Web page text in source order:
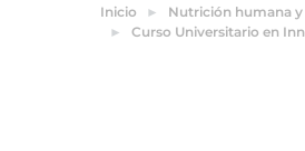
Inicio Nutrición humana
Curso Universitario en